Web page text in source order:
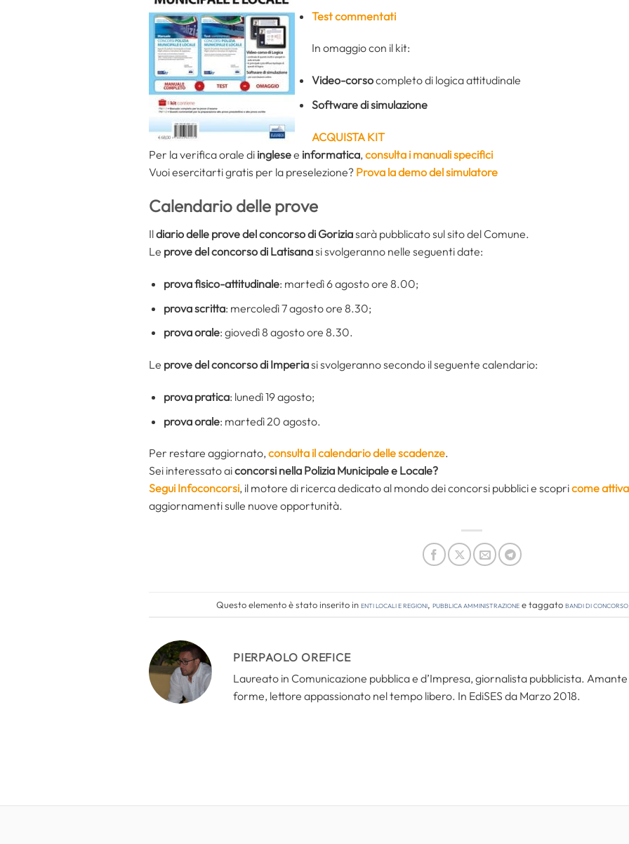
Test commentati
In omaggio con il kit:
Video-corsocompleto di logica attitudinale
Software di simulazione
ACQUISTA KIT
Per la verifica orale di inglesee informatica, consulta i manuali specifici
Vuoi esercitarti gratis per la preselezione? Prova la demo del simulatore
Calendario delle prove
Ildiario delle prove del concorso di Goriziasarà pubblicato sul sito del Comune.
Le prove del concorso di Latisanasi svolgeranno nelle seguenti date:
prova fisico-attitudinale: martedì 6 agosto ore 8.00;
prova scritta: mercoledì 7 agosto ore 8.30;
prova orale: giovedì 8 agosto ore 8.30.
Le prove del concorso di Imperiasi svolgeranno secondo il seguente calendario:
prova pratica: lunedì 19 agosto;
prova orale: martedì 20 agosto.
Per restare aggiornato,consulta il calendario delle scadenze.
Sei interessato aiconcorsi nella Polizia Municipale e Locale?
Segui Infoconcorsi, il motore di ricerca dedicato al mondo dei concorsi pubblici e scopricome
aggiornamenti sulle nuove opportunità.
Questo elemento è stato inserito inEnti locali e regioni, Pubblica amministrazionee taggatobandi di concorso,
PIERPAOLO OREFICE
Laureato in Comunicazione pubblica e d’Impresa, giornalista pubblicista.
forme, lettore appassionato nel tempo libero. In EdiSES da Marzo 2018.